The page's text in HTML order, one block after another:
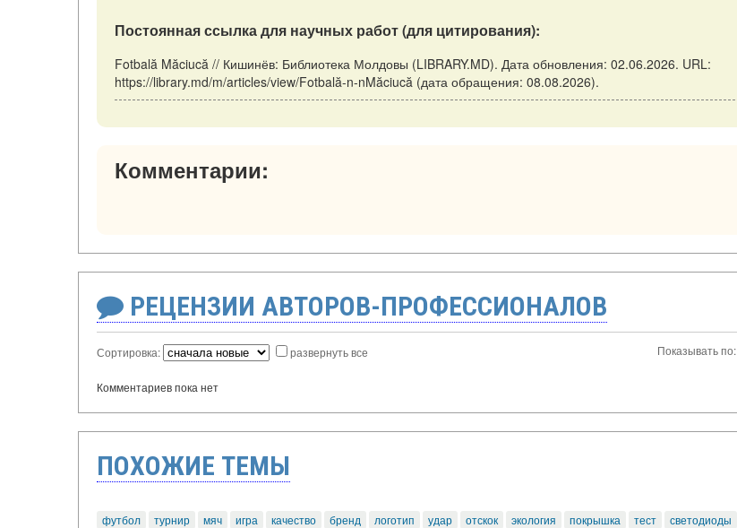
Постоянная ссылка для научных работ (для цитирования):
Fotbală Măciucă // Кишинёв: Библиотека Молдовы (LIBRARY.MD). Дата обновления: 02.06.2026. URL:
https://library.md/m/articles/view/Fotbală-n-nMăciucă (дата обращения: 08.08.2026).
Комментарии:
РЕЦЕНЗИИ АВТОРОВ-ПРОФЕССИОНАЛОВ
Сортировка: развернуть все Показывать по:
Комментариев пока нет
ПОХОЖИЕ ТЕМЫ
футбол турнир мяч игра качество бренд логотип удар отскок экология покрышка тест светодиоды